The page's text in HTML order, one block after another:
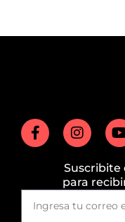
Suscribite
para